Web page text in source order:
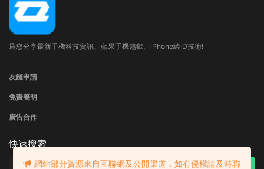
爲您分享最新手機科技資訊、蘋果手機越獄、iPhone繞ID技術!
友鏈申請
免責聲明
廣告合作
快速搜索
網站部分資源來自互聯網及公開渠道，如有侵權請及時聯